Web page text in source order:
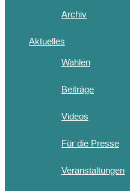
Archiv
Aktuelles
Wahlen
Beiträge
Videos
Für die Presse
Veranstaltungen